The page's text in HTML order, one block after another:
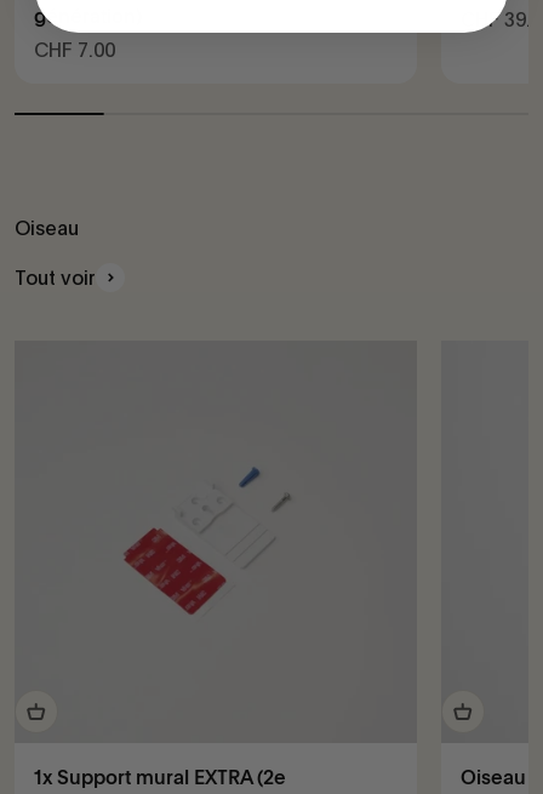
génération)
Prix de vente
CHF 7.00
Prix de
CHF
Oiseau
Tout voir
1x Support mural EXTRA (2e
Oiseau